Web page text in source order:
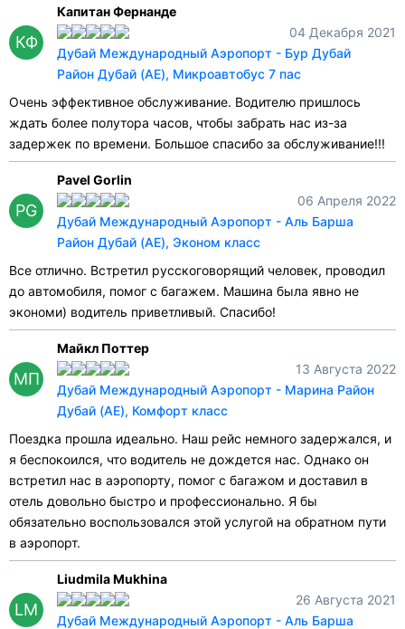
КФ
Капитан Фернанде
04 Декабря 2021
Дубай Международный Аэропорт - Бур Дубай
Район Дубай (AE), Микроавтобус 7 пас
Очень эффективное обслуживание. Водителю пришлось
ждать более полутора часов, чтобы забрать нас из-за
задержек по времени. Большое спасибо за обслуживание!!!
PG
Pavel Gorlin
06 Апреля 2022
Дубай Международный Аэропорт - Аль Барша
Район Дубай (AE), Эконом класс
Все отлично. Встретил русскоговорящий человек, проводил
до автомобиля, помог с багажем. Машина была явно не
экономи) водитель приветливый. Спасибо!
МП
Майкл Поттер
13 Августа 2022
Дубай Международный Аэропорт - Марина Район
Дубай (AE), Комфорт класс
Поездка прошла идеально. Наш рейс немного задержался, и
я беспокоился, что водитель не дождется нас. Однако он
встретил нас в аэропорту, помог с багажом и доставил в
отель довольно быстро и профессионально. Я бы
обязательно воспользовался этой услугой на обратном пути
в аэропорт.
LM
Liudmila Mukhina
26 Августа 2021
Дубай Международный Аэропорт - Аль Барша